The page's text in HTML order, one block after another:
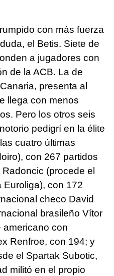
con más fuerza
el Betis. Siete de
a jugadores con
de la ACB. La de
presenta al
llega con menos
Pero los otros seis
pedigrí en la élite
cuatro últimas
con 267 partidos
(procede el
Euroliga), con 172
checo David
brasileño Vítor
americano con
Renfroe, con 194; y
el Spartak Subotic,
militó en el propio